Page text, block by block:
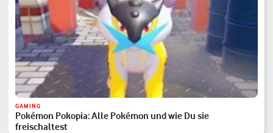
GAMING
Pokémon Pokopia: Alle Pokémon und wie Du sie
freischaltest